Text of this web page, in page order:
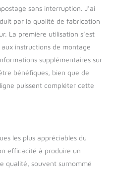
déchets en liquide
pour vos plantes, en
nettoyant de
canalisations, et en
base fertile pour
ou votre jardin
Matériau durable et
à compost est
solide, facile à
nettoyer et résistant.
sans interruption. J’ai
par la qualité de fabrication
La première utilisation s’est
instructions de montage
supplémentaires sur
bénéfiques, bien que de
puissent compléter cette
les plus appréciables du
efficacité à produire un
qualité, souvent surnommé